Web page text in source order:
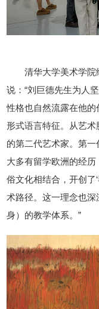
清华大学美术学
说：“刘巨德先生为人
性格也自然流露在他
形式语言特征。从艺
的第二代艺术家。第
大多有留学欧洲的经
俗文化相结合，开创了
术路径。这一理念也
身）的教学体系。”